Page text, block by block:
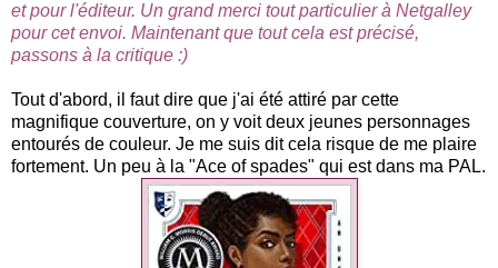
et pour l'éditeur. Un grand merci tout particulier à Netgalley
pour cet envoi. Maintenant que tout cela est précisé,
passons à la critique :)
Tout d'abord, il faut dire que j'ai été attiré par cette
magnifique couverture, on y voit deux jeunes personnages
entourés de couleur. Je me suis dit cela risque de me plaire
fortement. Un peu à la "Ace ofspades" qui est dans ma PAL.